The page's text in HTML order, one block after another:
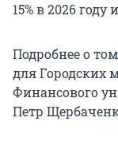
15% в 2026 году
Подробнее о
для Городских
Финансового
Петр